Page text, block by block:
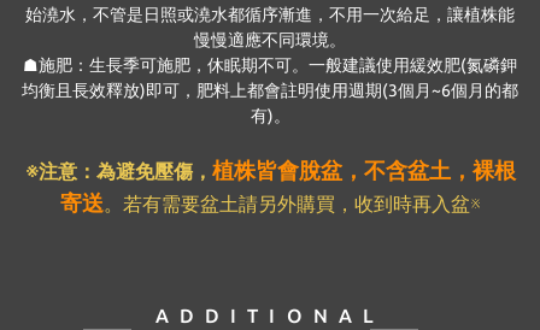
始澆水，不管是日照或澆水都循序漸進，不用一次給足，讓植株能
慢慢適應不同環境。
☗施肥：生長季可施肥，休眠期不可。一般建議使用緩效肥(氮磷鉀
均衡且長效釋放)即可，肥料上都會註明使用週期(3個月~6個月的都
有)。
※注意：為避免壓傷， 植株皆會脫盆，不含盆土，裸根
寄送。若有需要盆土請另外購買，收到時再入盆※
ADDITIONAL